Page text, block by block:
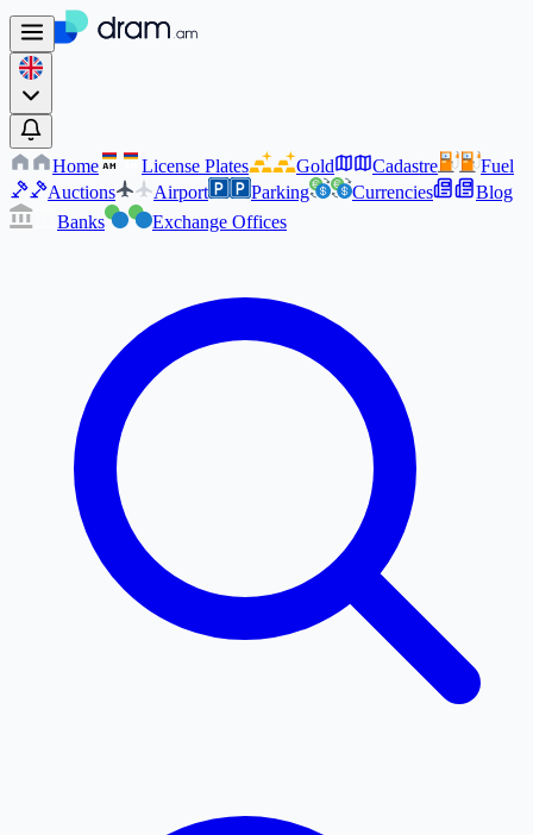
Home AM License Plates Gold Cadastre
Fuel
Auctions
Airport Parking Currencies
Blog
Banks
Exchange Offices